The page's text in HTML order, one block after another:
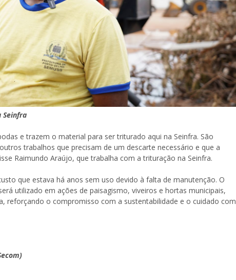
Seinfra
e trazem o material para ser triturado aqui na Seinfra. São
trabalhos que precisam de um descarte necessário e que a
Raimundo Araújo, que trabalha com a trituração na Seinfra.
que estava há anos sem uso devido à falta de manutenção. O
utilizado em ações de paisagismo, viveiros e hortas municipais,
reforçando o compromisso com a sustentabilidade e o cuidado com